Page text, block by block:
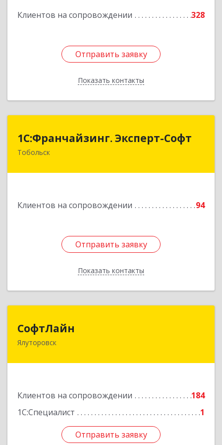
Клиентов на сопровождении 328
Отправить заявку
Показать контакты
Подробнее
Отправить заявку
Назад
1С:Франчайзинг. Эксперт-Софт
Тобольск
Клиентов на сопровождении 94
Отправить заявку
Показать контакты
1С:Франчайзинг. Эксперт-Софт
626150, Тюменская обл, Тобольск г, 7-й мкр,
Отправить заявку
Назад
СофтЛайн
Ялуторовск
Клиентов на сопровождении
184
1С:Специалист
1
Отправить заявку
627010, Тюменская обл, Ялуторовский р-н,
Отправить заявку